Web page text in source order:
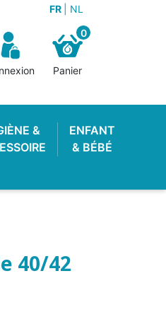
FR NL
0
Panier
&
ENFANT
& BÉBÉ
40/42